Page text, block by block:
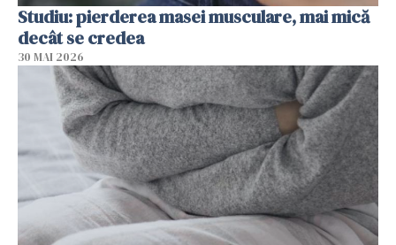
Studiu: pierderea masei musculare, mai mică
decât se credea
30 MAI 2026